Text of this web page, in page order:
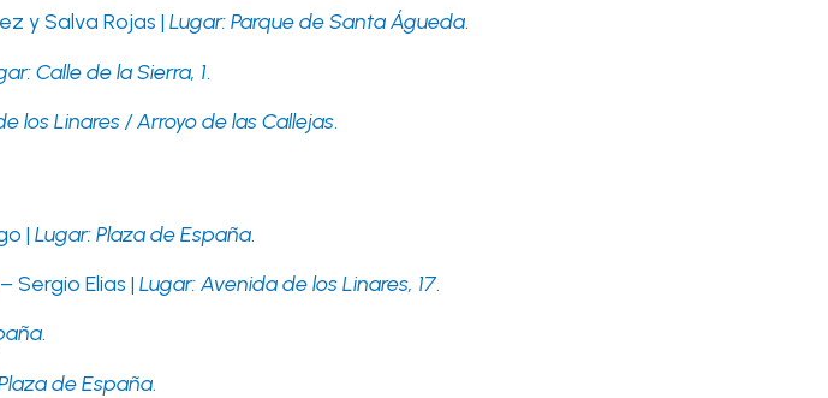
y Salva Rojas | Lugar: Parque de Santa Águeda.
Calle de la Sierra, 1.
los Linares / Arroyo de las Callejas.
| Lugar: Plaza de España.
Sergio Elias | Lugar: Avenida de los Linares, 17.
.
de España.